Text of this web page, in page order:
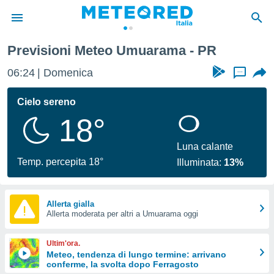
di
per
le
di
Web
le
Previsioni Meteo Umuarama - PR
06:24 Domenica ...
Cielo sereno
18°
Temp. percepita 18°
Luna calante
Illuminata: 13%
Allerta gialla
Allerta moderata per altri a Umuarama oggi
Ultim'ora.
Meteo, tendenza di lungo termine: arrivano
conferme, la svolta dopo Ferragosto